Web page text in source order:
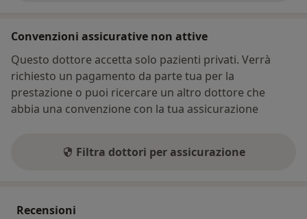
Convenzioni assicurative non attive
Questo dottore accetta solo pazienti privati. Verrà
richiesto un pagamento da parte tua per la
prestazione o puoi ricercare un altro dottore che
abbia una convenzione con la tua assicurazione
Filtra dottori per assicurazione
Recensioni